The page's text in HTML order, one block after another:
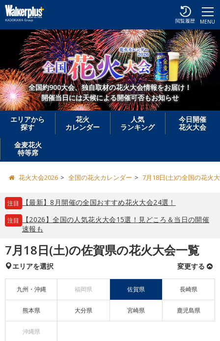
MENU
閲覧履歴
全国約900大会、独自取材の花火大会情報をお届け！
開催当日には天候による開催可否もお知らせ
エリアから
探す
花火
カレンダー
人気
ランキング
今日開催
花火大会
金麦花火
特等席
花火大会2026 全国の花火カレンダー 7月18日(土)の全国の花火
注目 【最新】8月開催の全国おすすめ花火大会24選！
注目
【2026】全国の人気花火大会15選！見どころ＆当日の開催
速報も
7月18日(土)の佐賀県の花火大会一覧
エリアを選択 変更する
九州・沖縄 福岡県 佐賀県 長崎県
熊本県 大分県 宮崎県 鹿児島県
沖縄県